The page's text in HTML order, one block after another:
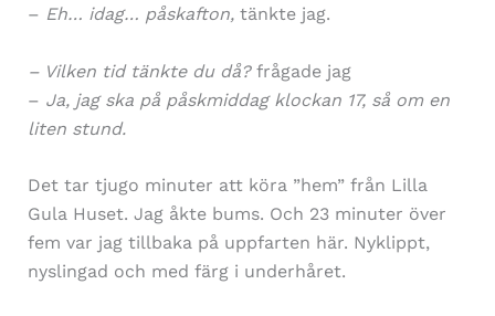
– Eh… idag… påskafton,tänkte jag.
– Vilken tid tänkte du då?frågade jag
– Ja, jag ska på påskmiddag klockan 17, så om en
liten stund.
Det tar tjugo minuter att köra ”hem” från Lilla
Gula Huset. Jag åkte bums. Och 23 minuter över
fem var jag tillbaka på uppfarten här. Nyklippt,
nyslingad och med färg i underhåret.